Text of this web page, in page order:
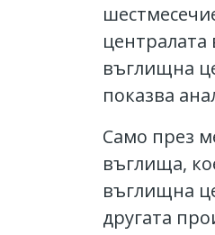
централата
въглищна
показва
Само през
въглища,
въглищна
другата